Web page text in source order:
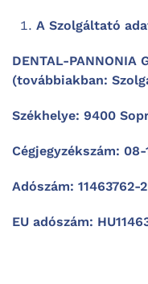
A Szolgáltató
DENTAL-
(továbbiakban:
Székhelye: 9400
Cégjegyzékszám:
Adószám: 11463762-
EU adószám: